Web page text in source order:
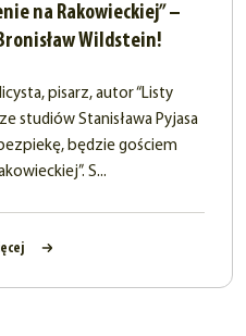
na Rakowieckiej” –
Wildstein!
pisarz, autor “Listy
studiów Stanisława Pyjasa
będzie gościem
S...